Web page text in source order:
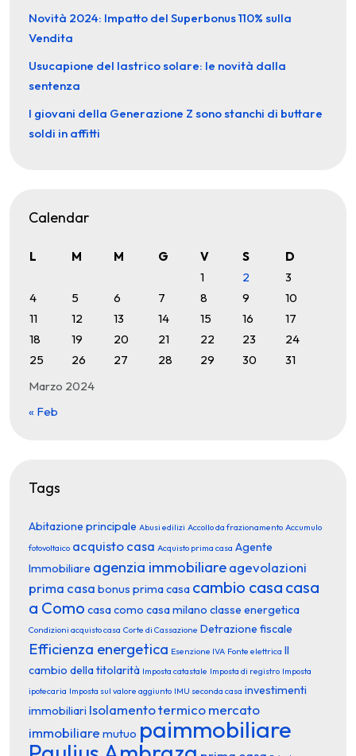
Novità 2024: Impatto del Superbonus 110% sulla
Vendita
Usucapione del lastrico solare: le novità dalla
sentenza
I giovani della Generazione Z sono stanchi di buttare
soldi in affitti
Calendar
Marzo 2024
L M M G V S
D
1
2
3
4
5 6 7 8 9
10
11
12 13 14 15 16
17
18
19 20 21 22 23
24
25
26 27 28 29 30 31
« Feb
Tags
Abitazione principale Abusi edilizi Accollo da frazionamento Accumulo
fotovoltaico acquisto casa Acquisto prima casa Agente
Immobiliare agenzia immobiliareagevolazioni
prima casa bonus prima casa cambio casa casa
a Como casa como casa milano classe energetica
Condizioni acquisto casa Corte di Cassazione Detrazione fiscale
Efficienza energetica Esenzione IVA Fonte elettrica Il
cambio della titolarità Imposta catastale Imposta di registro Imposta
ipotecaria Imposta sul valore aggiunto IMU seconda casa investimenti
immobiliari Isolamento termicomercato
immobiliare mutuo paimmobiliare